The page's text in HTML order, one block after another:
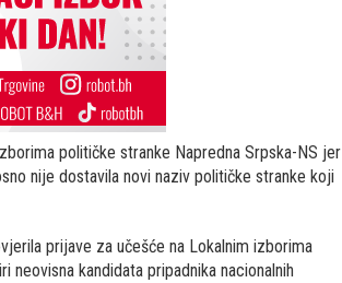
političke stranke Napredna Srpska-NS jer
nije dostavila novi naziv političke stranke koji
prijave za učešće na Lokalnim izborima
kandidata pripadnika nacionalnih